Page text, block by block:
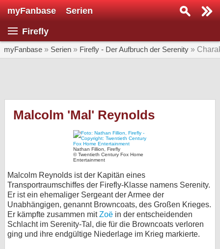
myFanbase Serien
Firefly
myFanbase » Serien » Firefly - Der Aufbruch der Serenity »
Malcolm 'Mal' Reynolds
Nathan Fillion, Firefly
© Twentieth Century Fox Home
Entertainment
Malcolm Reynolds ist der Kapitän eines
Transportraumschiffes der Firefly-Klasse namens Serenity.
Er ist ein ehemaliger Sergeant der Armee der
Unabhängigen, genannt Browncoats, des Großen Krieges.
Er kämpfte zusammen mitZoë in der entscheidenden
Schlacht im Serenity-Tal, die für die Browncoats verloren
ging und ihre endgültige Niederlage im Krieg markierte.
Serie suchen...
SERIEN
KULTUR
Specials
SERVICE
Gewinnspiele
Forum
bei X